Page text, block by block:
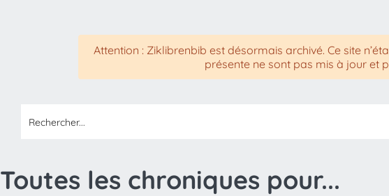
Attention : Ziklibrenbib est désormais archivé. Ce site
présente ne sont pas mis à jour et
Toutes les chroniques pour...